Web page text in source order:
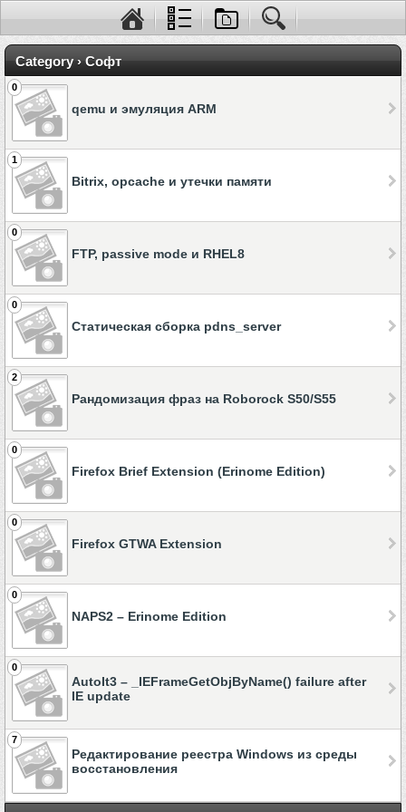
Category › Софт
0
qemu и эмуляция ARM
1
Bitrix, opcache и утечки памяти
0
FTP, passive mode и RHEL8
0
Статическая сборка pdns_server
2
Рандомизация фраз на Roborock S50/S55
0
Firefox Brief Extension (Erinome Edition)
0
Firefox GTWA Extension
0
NAPS2 – Erinome Edition
0
AutoIt3 – _IEFrameGetObjByName() failure after
IE update
7
Редактирование реестра Windows из среды
восстановления